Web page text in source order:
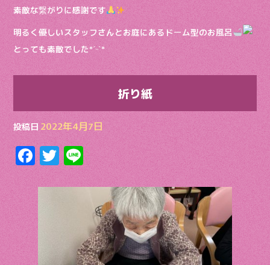
素敵な繋がりに感謝です
明るく優しいスタッフさんとお庭にあるドーム型のお風呂
とっても素敵でした*ˊᵕˋ*
折り紙
投稿日2022年4月7日
F
ac
e
b
o
o
T
w
itt
Li
n
e